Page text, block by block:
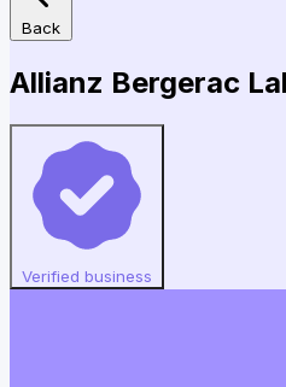
Back
Allianz Bergerac
Verified business